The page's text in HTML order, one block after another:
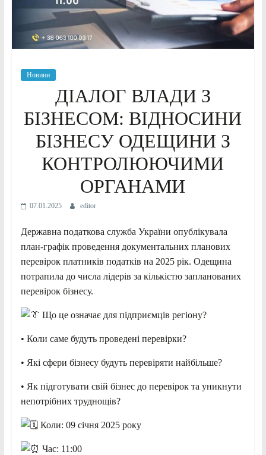
Новини
ДІАЛОГ ВЛАДИ З
БІЗНЕСОМ: ВІДНОСИНИ
БІЗНЕСУ ОДЕЩИНИ З
КОНТРОЛЮЮЧИМИ
ОРГАНАМИ
07.01.2025 editor
Державна податкова служба України опублікувала
план-графік проведення документальних планових
перевірок платників податків на 2025 рік. Одещина
потрапила до числа лідерів за кількістю запланованих
перевірок бізнесу.
Що це означає для підприємців регіону?
• Коли саме будуть проведені перевірки?
• Які сфери бізнесу будуть перевіряти найбільше?
• Як підготувати свій бізнес до перевірок та уникнути
непотрібних труднощів?
Коли: 09 січня 2025 року
Час: 11:00